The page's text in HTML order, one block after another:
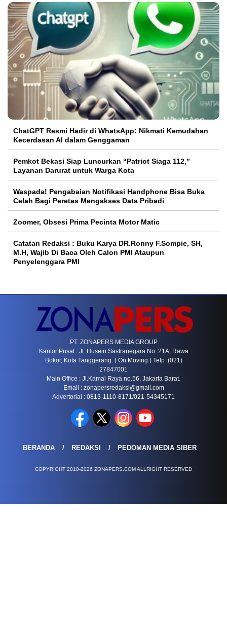
ChatGPT Resmi Hadir di WhatsApp: Nikmati Kemudahan
Kecerdasan AI dalam Genggaman
Pemkot Bekasi Siap Luncurkan “Patriot Siaga 112,”
Layanan Darurat untuk Warga Kota
Waspada! Pengabaian Notifikasi Handphone Bisa Buka
Celah Bagi Peretas Mengakses Data Pribadi
Zoomer, Obsesi Prima Pecinta Motor Matic
Catatan Redaksi : Buku Karya DR.Ronny F.Sompie, SH,
M.H, Wajib Di Baca Oleh Calon PMI Ataupun
Penyelenggara PMI
PT. ZONAPERS MEDIA GROUP
Kantor Pusat : Jl. Husein Sastranegara No. 21A, Rawa
Bokor, Kota Tanggerang. ( On Moving ) Telp :(021)
27847001
Main Office : Jl.Kamal Raya no.56, Jakarta Barat.
Email : zonapersredaksi@gmail.com
Advertorial : 0813-1110-8171/021-54345171
BERANDA REDAKSI PEDOMAN MEDIA SIBER
COPYRIGHT 2018-2026 ZONAPERS.COM ALLRIGHT RESERVED